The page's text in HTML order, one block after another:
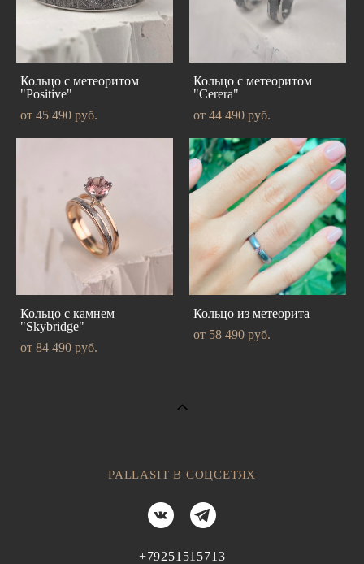
Кольцо с метеоритом
"Positive"
от 45 490 pуб.
Кольцо с метеоритом
"Cerera"
от 44 490 pуб.
Кольцо с камнем
"Skybridge"
от 84 490 pуб.
Кольцо из метеорита
от 58 490 pуб.
PALLASIT В СОЦСЕТЯХ
+79251515713